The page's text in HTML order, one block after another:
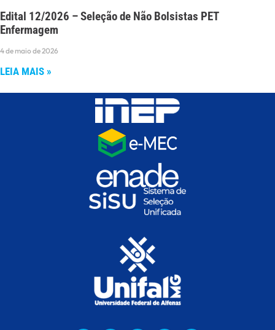
Edital 12/2026 – Seleção de Não Bolsistas PET
Enfermagem
4 de maio de 2026
LEIA MAIS »